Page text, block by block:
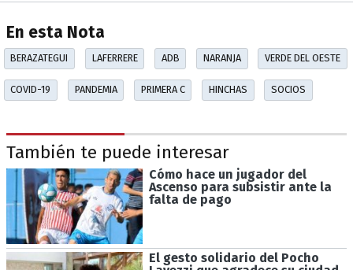
En esta Nota
BERAZATEGUI LAFERRERE ADB NARANJA VERDE DEL OESTE
COVID-19 PANDEMIA PRIMERA C HINCHAS SOCIOS
También te puede interesar
Cómo hace un jugador del
Ascenso para subsistir ante la
falta de pago
El gesto solidario del Pocho